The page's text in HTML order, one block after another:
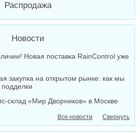
Распродажа
Новости
Новая поставка RainControl уже
закупка на открытом рынке: как мы
склад «Мир Дворников» в Москве
Свернуть
Все новости